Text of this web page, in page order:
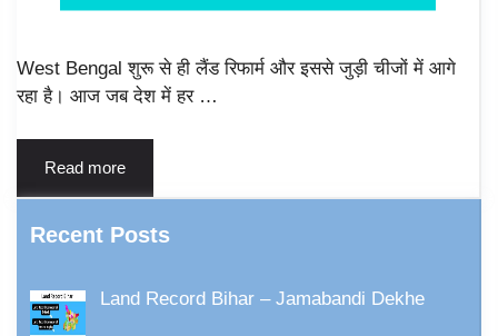
West Bengal शुरू से ही लैंड रिफार्म और इससे जुड़ी चीजों में आगे
रहा है। आज जब देश में हर …
Read more
Recent Posts
Land Record Bihar – Jamabandi Dekhe